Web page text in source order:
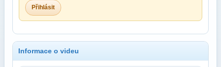
Přihlásit
Informace o videu